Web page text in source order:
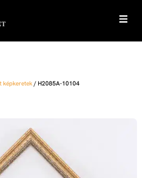
képkeretek/H2085A-10104